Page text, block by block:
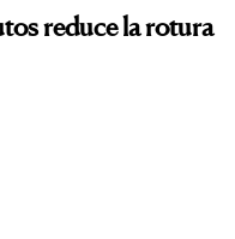
reduce la rotura